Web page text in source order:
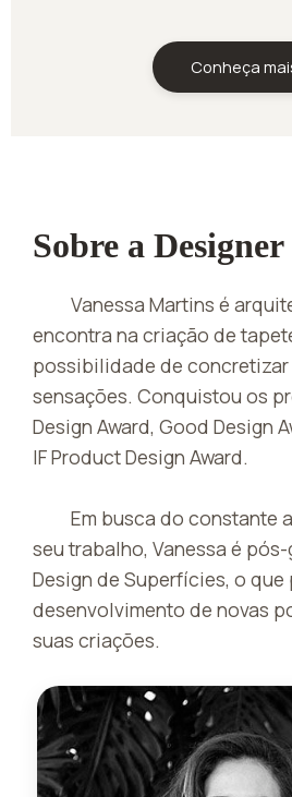
Conheça
Sobre a Designer
Vanessa Martins é
encontra na criação de
possibilidade de concretizar
sensações. Conquistou os
Design Award, Good Design
IF Product Design Award.
Em busca do constante
seu trabalho, Vanessa é
Design de Superfícies, o
desenvolvimento de novas
suas criações.